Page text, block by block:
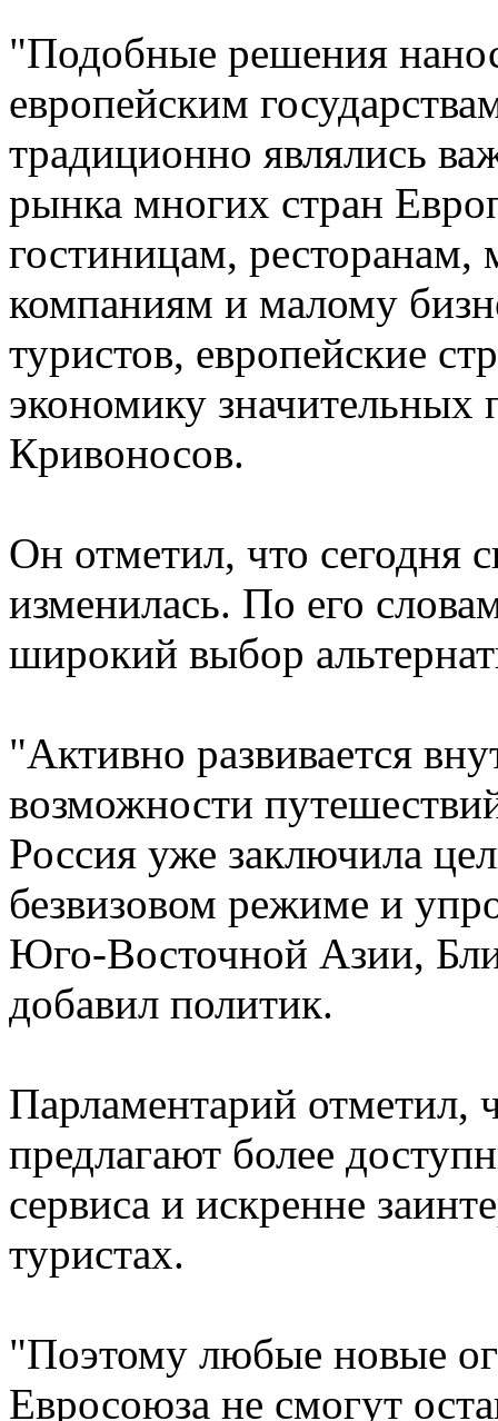
"Подобные решения
европейским
традиционно являлись
рынка многих стран
гостиницам,
компаниям и малому
туристов, европейские
экономику значительных
Кривоносов.
Он отметил, что сегодня
изменилась. По его
широкий выбор
"Активно развивается
возможности
Россия уже заключила
безвизовом режиме и
Юго-Восточной Азии,
добавил политик.
Парламентарий отметил,
предлагают более
сервиса и искренне
туристах.
"Поэтому любые новые
Евросоюза не смогут